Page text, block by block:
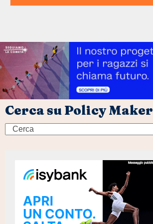
Cerca su Policy Maker
Search